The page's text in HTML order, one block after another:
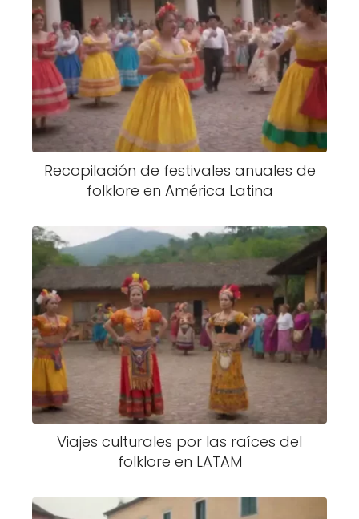
Recopilación de festivales anuales de
folklore en América Latina
Viajes culturales por las raíces del
folklore en LATAM